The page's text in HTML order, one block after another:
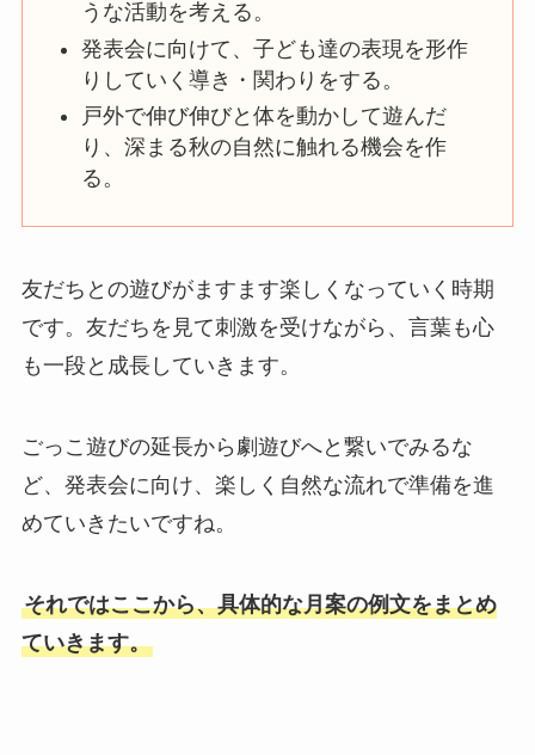
うな活動を考える。
発表会に向けて、子ども達の表現を形作
りしていく導き・関わりをする。
戸外で伸び伸びと体を動かして遊んだ
り、深まる秋の自然に触れる機会を作
る。
友だちとの遊びがますます楽しくなっていく時期
です。友だちを見て刺激を受けながら、言葉も心
も一段と成長していきます。
ごっこ遊びの延長から劇遊びへと繋いでみるな
ど、発表会に向け、楽しく自然な流れで準備を進
めていきたいですね。
それではここから、具体的な月案の例文をまとめ
ていきます。